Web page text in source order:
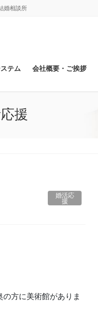
婚相談所
テム 会社概要・ご挨拶
援
婚活応
援
方に美術館がありま